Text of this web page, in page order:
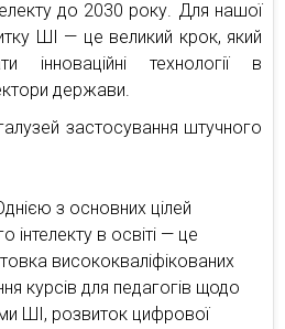
до 2030 року. Для нашої
ШІ — це великий крок, який
інноваційні технології в
держави.
застосування штучного
з основних цілей
інтелекту в освіті — це
висококваліфікованих
курсів для педагогів щодо
ШІ, розвиток цифрової